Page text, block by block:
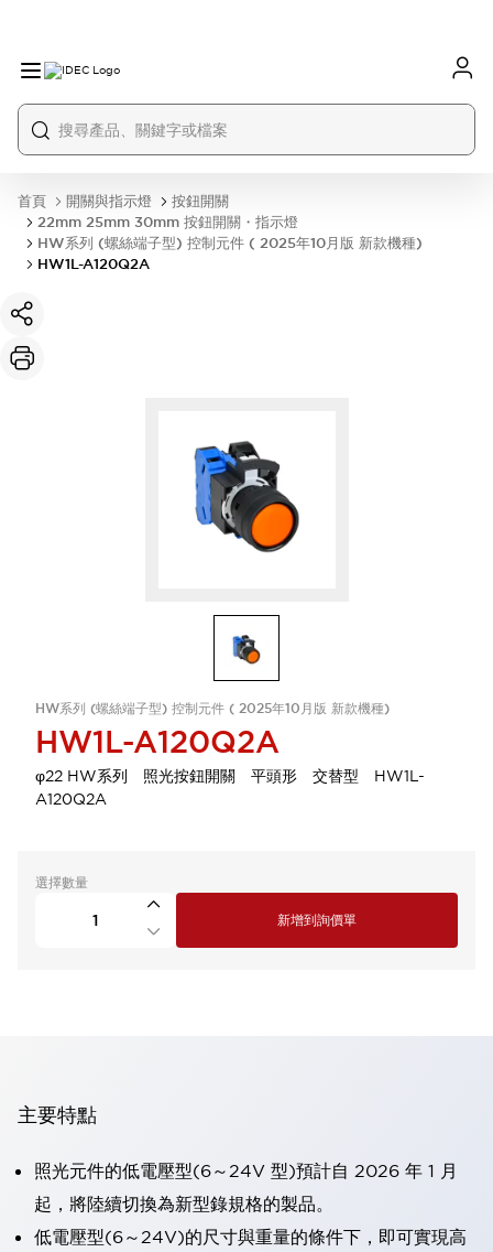
首頁 開關與指示燈
按鈕開關
22mm 25mm 30mm 按鈕開關・指示燈
HW系列 (螺絲端子型) 控制元件 ( 2025年10月版 新款機種)
HW1L-A120Q2A
HW系列 (螺絲端子型) 控制元件 ( 2025年10月版 新款機種)
HW1L-A120Q2A
φ22 HW系列 照光按鈕開關 平頭形 交替型 HW1L-
A120Q2A
選擇數量
新增到詢價單
主要特點
照光元件的低電壓型(6～24V 型)預計自 2026 年 1 月
起，將陸續切換為新型錄規格的製品。
低電壓型(6～24V)的尺寸與重量的條件下，即可實現高